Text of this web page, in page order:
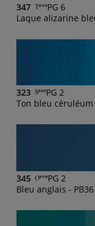
347
PG 6
323
PG 2
345
PG 2
Bleu anglais - PB36